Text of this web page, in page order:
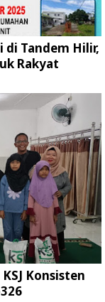
di Tandem Hilir,
Rakyat
Konsisten